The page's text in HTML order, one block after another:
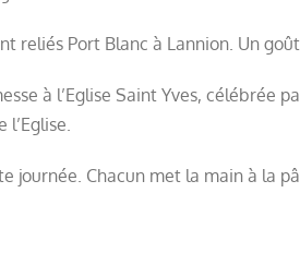
Port Blanc à Lannion. Un
à l’Eglise Saint Yves, célébrée
Chacun met la main à la